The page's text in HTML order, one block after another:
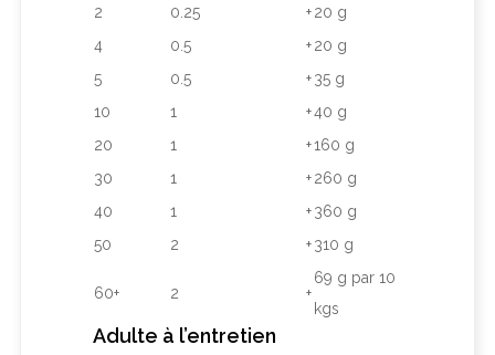
2
0.25 +20 g
4
0.5 +20 g
5
0.5 +35 g
10
1 +40 g
20
1 +160 g
30
1 +260 g
40
1 +360 g
50
2 +310 g
60+ 2 +
69 g par 10
kgs
Adulte à l’entretien